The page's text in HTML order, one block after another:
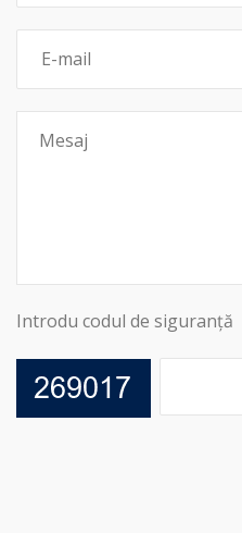
Introdu codul de siguranță